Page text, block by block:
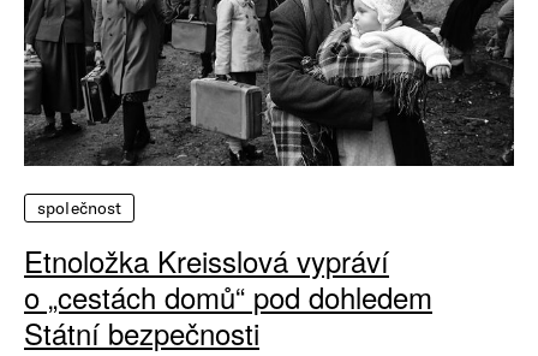
společnost
Etnoložka Kreisslová vypráví
o „cestách domů“ pod dohledem
Státní bezpečnosti